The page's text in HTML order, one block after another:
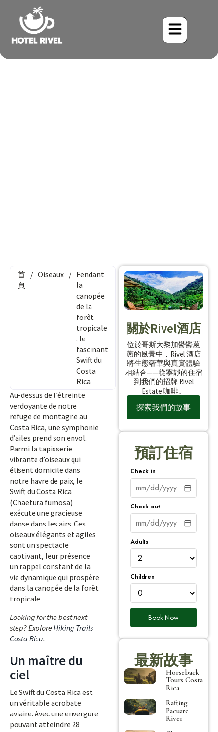
首
頁
/ Oiseaux / Fendant
la
canopée
de la
forêt
tropicale
: le
fascinant
Swift du
Costa
Rica
Au-dessus de l’étreinte
verdoyante de notre
refuge de montagne au
Costa Rica, une symphonie
d’ailes prend son envol.
Parmi la tapisserie
vibrante d’oiseaux qui
élisent domicile dans
notre havre de paix, le
Swift du Costa Rica
(Chaetura fumosa)
exécute une gracieuse
danse dans les airs. Ces
oiseaux élégants et agiles
sont un spectacle
captivant, leur présence
un rappel constant de la
vie dynamique qui prospère
dans la canopée de la forêt
tropicale.
Looking for the best next
step? Explore Hiking Trails
Costa Rica.
Un maître du
ciel
Le Swift du Costa Rica est
un véritable acrobate
aviaire. Avec une envergure
pouvant atteindre 28
關於Rivel酒店
位於哥斯大黎加鬱鬱蔥
蔥的風景中，Rivel 酒店
將生態奢華與真實體驗
相結合——從寧靜的住宿
到我們的招牌 Rivel
Estate 咖啡。
探索我們的故事
預訂住宿
Check in
Check out
Adults
Children
Book Now
最新故事
Horseback
Tours Costa
Rica
Rafting
Pacuare
River